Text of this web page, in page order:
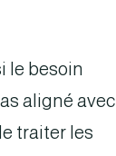
le besoin
aligné avec
traiter les